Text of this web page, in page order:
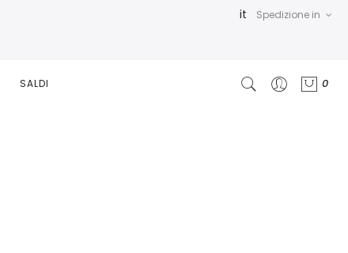
it Spedizione in
SALDI 0